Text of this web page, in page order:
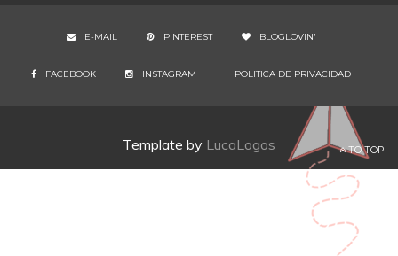
E-MAIL PINTEREST BLOGLOVIN'
FACEBOOK INSTAGRAM POLITICA DE PRIVACIDAD
Template by LucaLogos TO TOP